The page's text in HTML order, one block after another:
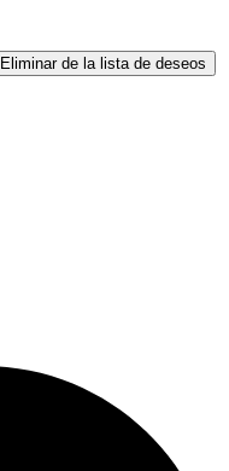
Eliminar de la lista de deseos